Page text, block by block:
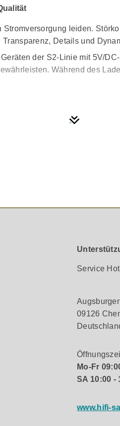
leiden.
Details und
der S2-Linie mit 5V/
Während des
Service
09126
Mo-Fr
SA 10:00 -
www.hifi-